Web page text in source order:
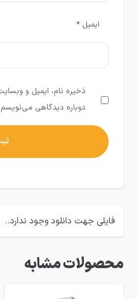
ایمیل*
ذخیره نام، ایمیل و
دوباره دیدگاهی می‌نویسم.
فایلی جهت دانلود وجود ندارد..
محصولات مشابه